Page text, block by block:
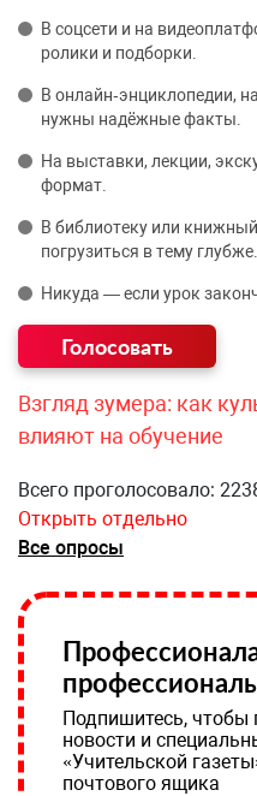
В соцсети и на
ролики и подборки.
В онлайн‑энциклопедии,
нужны надёжные факты.
На выставки, лекции,
формат.
В библиотеку или
погрузиться в тему глубже.
Никуда — если урок
Взгляд зумера: как
влияют на обучение
Всего проголосовало:
Открыть отдельно
Все опросы
Подпишитесь, чтобы
новости и
«Учительской
почтового ящика